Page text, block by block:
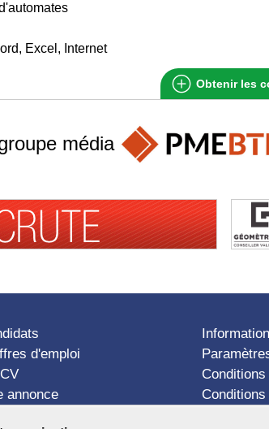
Excel, Internet
Obtenir les
média
d'emploi
annonce